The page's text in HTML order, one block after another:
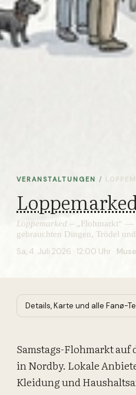
VERANSTALTUNGEN /
Loppemarked – „Flohmarkt“ —
gebrauchten Dingen, Trödel
Sa, 4. Juli 2026 · 12:00 Uhr
Details, Karte und alle Fanø-
Samstags-Flohmarkt auf
in Nordby. Lokale
Kleidung und